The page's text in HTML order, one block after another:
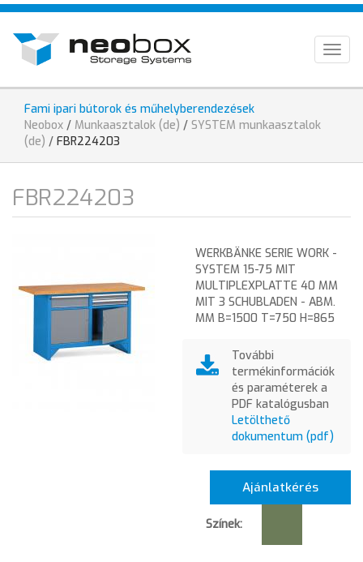
Direkt
Inhalt
EN
Fami ipari bútorok és műhelyberendezések
Sie
sind
hier
Neobox / Munkaasztalok (de) / SYSTEM munkaasztalok
(de) / FBR224203
FBR224203
WERKBÄNKE SERIE WORK -
SYSTEM 15-75 MIT
MULTIPLEXPLATTE 40 MM
MIT 3 SCHUBLADEN - ABM.
MM B=1500 T=750 H=865
További
termékinformációk
és paraméterek a
PDF katalógusban
Letölthető
dokumentum (pdf)
Ajánlatkérés
Színek: